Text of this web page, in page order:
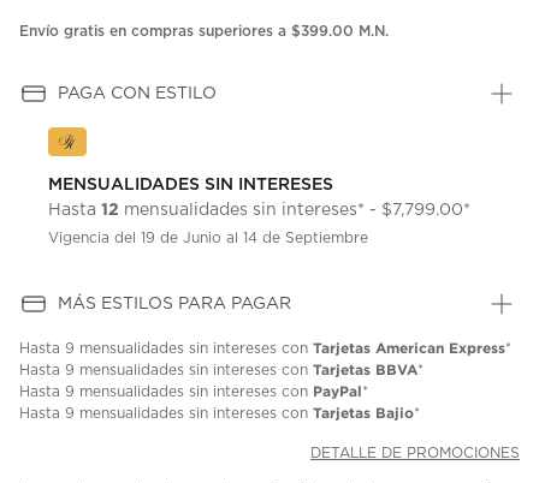
en
Envío gratis en compras superiores a $399.00 M.N.
PAGA CON ESTILO
MENSUALIDADES SIN INTERESES
Hasta 12 mensualidades sin intereses* - $7,799.00*
Vigencia del 19 de Junio al 14 de Septiembre
MÁS ESTILOS PARA PAGAR
Hasta 9 mensualidades sin intereses con Tarjetas American Express*
Hasta 9 mensualidades sin intereses con Tarjetas BBVA*
Hasta 9 mensualidades sin intereses con PayPal*
Hasta 9 mensualidades sin intereses con Tarjetas Bajio*
DETALLE DE PROMOCIONES